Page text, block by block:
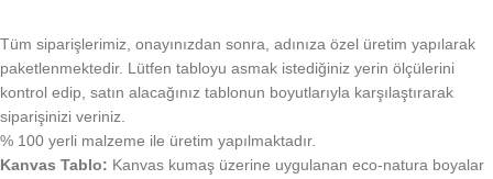
Tüm siparişlerimiz, onayınızdan sonra, adınıza özel üretim yapılarak
paketlenmektedir. Lütfen tabloyu asmak istediğiniz yerin ölçülerini
kontrol edip, satın alacağınız tablonun boyutlarıyla karşılaştırarak
siparişinizi veriniz.
% 100 yerli malzeme ile üretim yapılmaktadır.
Kanvas Tablo: Kanvas kumaş üzerine uygulanan eco-natura boyalar